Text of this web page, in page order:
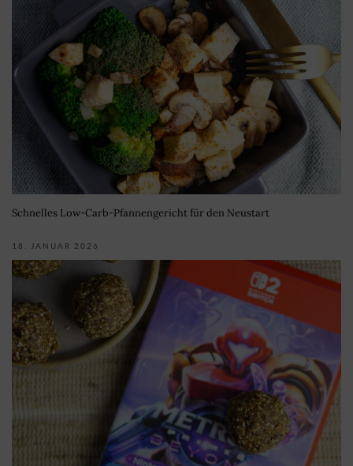
Schnelles Low-Carb-Pfannengericht für den Neustart
18. JANUAR 2026